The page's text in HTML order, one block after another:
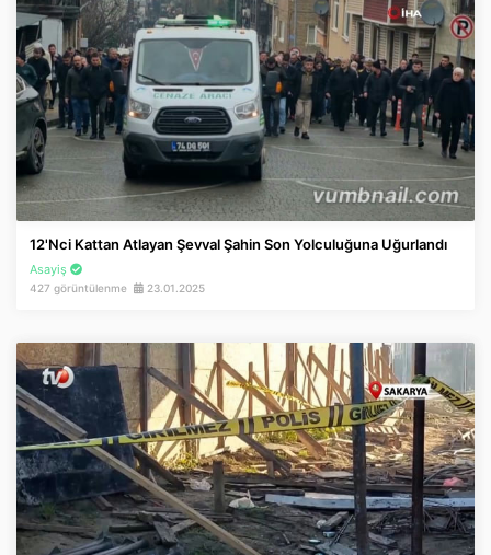
12'nci Kattan Atlayan Şevval Şahin Son Yolculuğuna Uğurlandı
Asayiş
427 görüntülenme 23.01.2025